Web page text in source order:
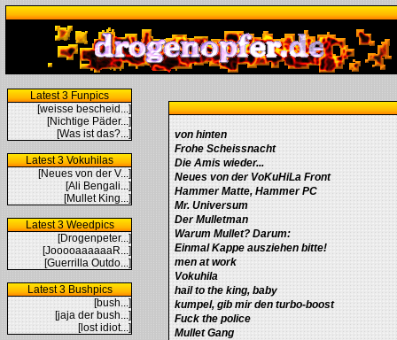
Latest 3 Funpics
[weisse bescheid...]
[Nichtige Päder...]
[Was ist das?...]
Latest 3 Vokuhilas
[Neues von der V...]
[Ali Bengali...]
[Mullet King...]
Latest 3 Weedpics
[Drogenpeter...]
[JooooaaaaaaR...]
[Guerrilla Outdo...]
Latest 3 Bushpics
[bush...]
[jaja der bush...]
[lost idiot...]
von hinten
Frohe Scheissnacht
Die Amis wieder...
Neues von der VoKuHiLa Front
Hammer Matte, Hammer PC
Mr. Universum
Der Mulletman
Warum Mullet? Darum:
Einmal Kappe ausziehen bitte!
men at work
Vokuhila
hail to the king, baby
kumpel, gib mir den turbo-boost
Fuck the police
Mullet Gang